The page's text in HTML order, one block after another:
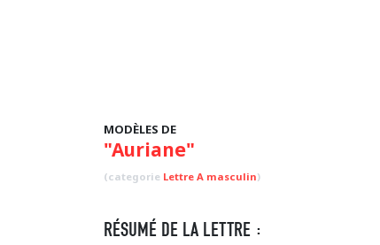
MODÈLES DE
"Auriane"
(categorie Lettre A masculin)
RÉSUMÉ DE LA LETTRE :